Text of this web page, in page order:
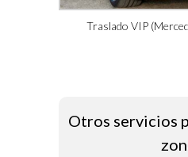
Traslado VIP
Otros servicios